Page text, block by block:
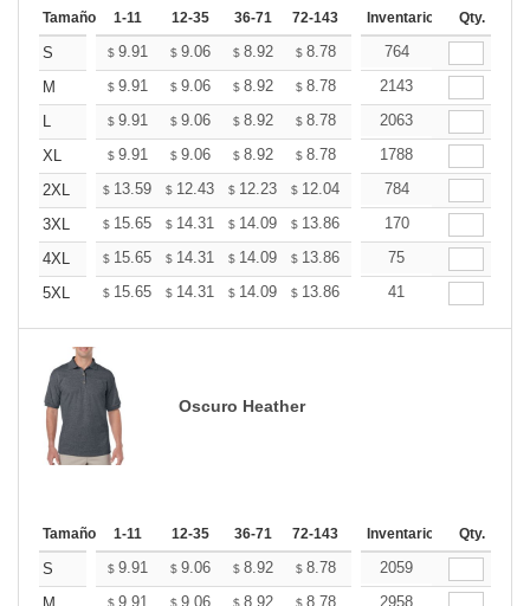
Tamaño 1-11 12-35 36-71 72-143 144-287 288 +
Inventario Qty.
S $ 9.91 $ 9.06 $ 8.92 $ 8.78 8.64
764
M
$ 9.91 $ 9.06 $ 8.92 $ 8.78 8.64
2143
L
$ 9.91 $ 9.06 $ 8.92 $ 8.78 8.64
2063
XL
$ 9.91 $ 9.06 $ 8.92 $ 8.78 8.64
1788
2XL
$ 13.59 $ 12.43 $ 12.23 $ 12.04 11.85
784
3XL
$ 15.65 $ 14.31 $ 14.09 $ 13.86 13.64
170
4XL
$ 15.65 $ 14.31 $ 14.09 $ 13.86 13.64
75
5XL
$ 15.65 $ 14.31 $ 14.09 $ 13.86 13.64
41
Oscuro Heather
Tamaño 1-11 12-35 36-71 72-143 144-287 288 +
Inventario Qty.
S $ 9.91 $ 9.06 $ 8.92 $ 8.78 8.64
2059
$ 9.91 $ 9.06 $ 8.92 $ 8.78 8.64
2958